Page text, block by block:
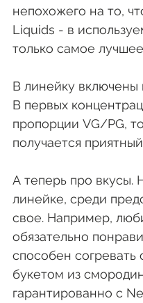
непохожего на то,
Liquids - в
только самое
В линейку включены
В первых
пропорции VG/PG,
получается
А теперь про вкусы.
линейке, среди
свое. Например,
обязательно
способен
букетом из
гарантированно с